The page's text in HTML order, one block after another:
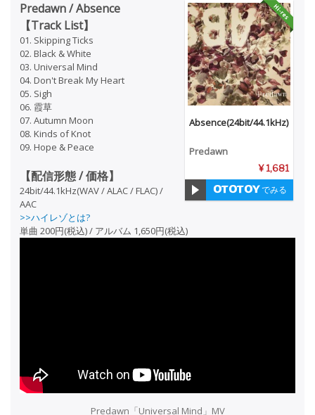
Absence(24bit/44.1kHz)
Predawn
¥ 1,681
でみる
Predawn / Absence
【Track List】
01. Skipping Ticks
02. Black & White
03. Universal Mind
04. Don't Break My Heart
05. Sigh
06. 霞草
07. Autumn Moon
08. Kinds of Knot
09. Hope & Peace
【配信形態 / 価格】
24bit/44.1kHz(WAV / ALAC / FLAC) /
AAC
>>ハイレゾとは?
単曲 200円(税込) / アルバム 1,650円(税込)
Predawn「Universal Mind」MV